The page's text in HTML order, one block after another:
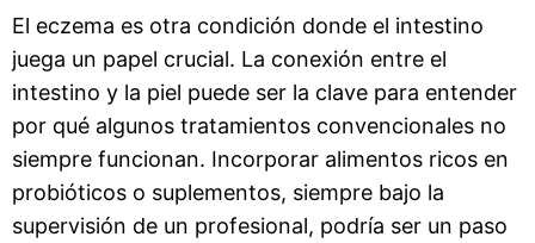
El eczema es otra condición donde el intestino
juega un papel crucial. La conexión entre el
intestino y la piel puede ser la clave para entender
por qué algunos tratamientos convencionales no
siempre funcionan. Incorporar alimentos ricos en
probióticos o suplementos, siempre bajo la
supervisión de un profesional, podría ser un paso